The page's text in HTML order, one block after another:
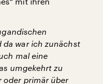
da war ich zunächst
mal eine
umgekehrt zu
oder primär über